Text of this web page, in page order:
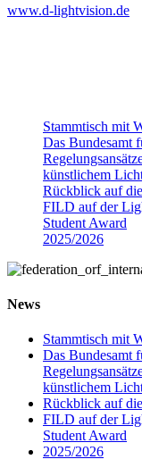
www.d-lightvision.de
Stammtisch mit
Das Bundesamt
künstlichem
Rückblick auf
FILD auf der
Student Award
2025/2026
News
Stammtisch mit
Das Bundesamt
künstlichem
Rückblick auf
FILD auf der
Student Award
2025/2026